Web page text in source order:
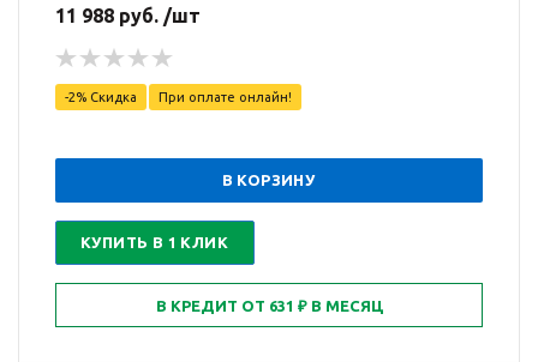
11 988 руб. /шт
-2% Скидка При оплате онлайн!
В КОРЗИНУ
КУПИТЬ В 1 КЛИК